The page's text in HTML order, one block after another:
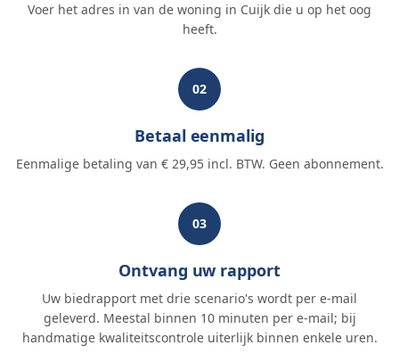
Voer het adres in van de woning in Cuijk die u op het oog
heeft.
02
Betaal eenmalig
Eenmalige betaling van € 29,95 incl. BTW. Geen abonnement.
03
Ontvang uw rapport
Uw biedrapport met drie scenario's wordt per e-mail
geleverd. Meestal binnen 10 minuten per e-mail; bij
handmatige kwaliteitscontrole uiterlijk binnen enkele uren.